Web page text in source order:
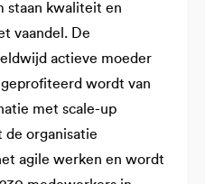
staan kwaliteit en
vaandel. De
actieve moeder
wordt van
met scale-up
de organisatie
agile werken en wordt